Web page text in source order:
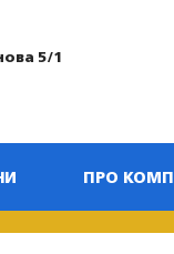
5/1
ПРО